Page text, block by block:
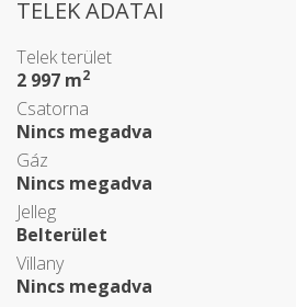
TELEK ADATAI
Telek terület
2 997 m2
Csatorna
Nincs megadva
Gáz
Nincs megadva
Jelleg
Belterület
Villany
Nincs megadva